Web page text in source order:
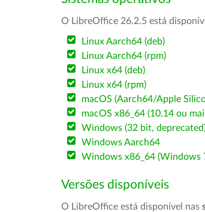
O LibreOffice 26.2.5 está
Linux Aarch64 (deb)
Linux Aarch64 (rpm)
Linux x64 (deb)
Linux x64 (rpm)
macOS (Aarch64/Apple
macOS x86_64 (10.14 ou
Windows (32 bit,
Windows Aarch64
Windows x86_64 (Windows
Versões disponíveis
O LibreOffice está disponível nas